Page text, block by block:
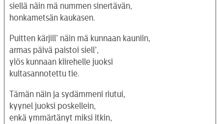
siellä näin mä nummen sinertävän,
honkametsän kaukasen.
Puitten kärjill’ näin mä kunnaan kauniin,
armas päivä paistoi siell’,
ylös kunnaan kiirehelle juoksi
kultasannotettu tie.
Tämän näin ja sydämmeni riutui,
kyynel juoksi poskellein,
enkä ymmärtänyt miksi itkin,